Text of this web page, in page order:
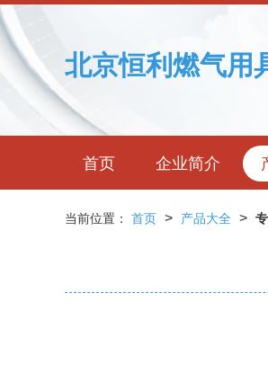
北京恒利燃气用
首页 企业简介
当前位置： 首页 > 产品大全 >